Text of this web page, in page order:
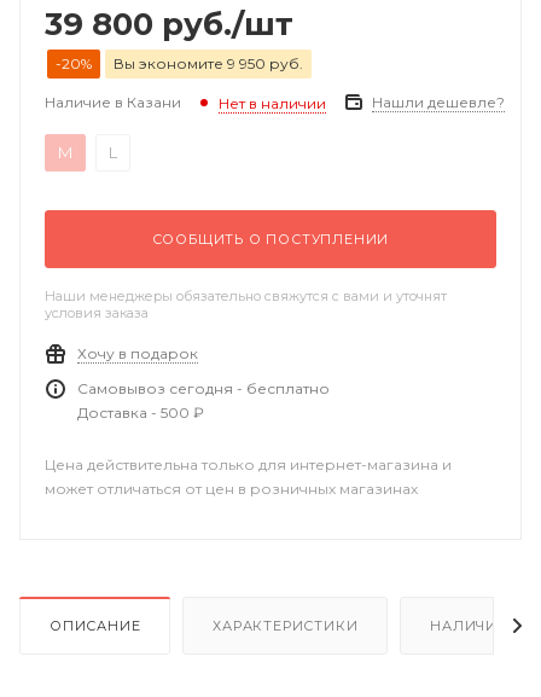
39 800 руб./шт
-20% Вы экономите 9 950 руб.
Наличие в Казани Нет в наличии Нашли дешевле?
M L
СООБЩИТЬ О ПОСТУПЛЕНИИ
Наши менеджеры обязательно свяжутся с вами и уточнят
условия заказа
Хочу в подарок
Самовывоз сегодня - бесплатно
Доставка - 500 ₽
Цена действительна только для интернет-магазина и
может отличаться от цен в розничных магазинах
ОПИСАНИЕ ХАРАКТЕРИСТИКИ НАЛИЧИЕ В